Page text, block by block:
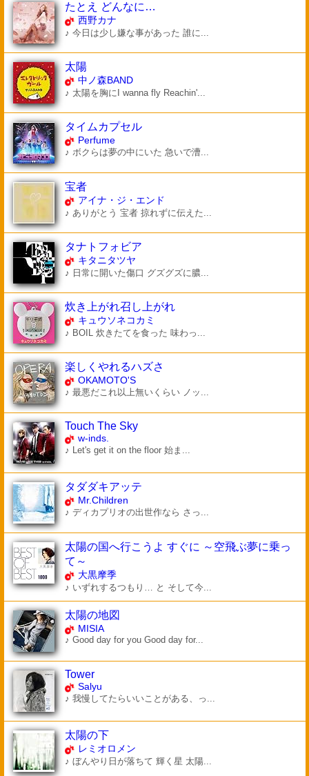
たとえ どんなに…
西野カナ
♪ 今日は少し嫌な事があった 誰に...
太陽
中ノ森BAND
♪ 太陽を胸にI wanna fly Reachin'...
タイムカプセル
Perfume
♪ ボクらは夢の中にいた 急いで漕...
宝者
アイナ・ジ・エンド
♪ ありがとう 宝者 掠れずに伝えた...
タナトフォビア
キタニタツヤ
♪ 日常に開いた傷口 グズグズに膿...
炊き上がれ召し上がれ
キュウソネコカミ
♪ BOIL 炊きたてを食った 味わっ...
楽しくやれるハズさ
OKAMOTO'S
♪ 最悪だこれ以上無いくらい ノッ...
Touch The Sky
w-inds.
♪ Let's get it on the floor 始ま...
タダダキアッテ
Mr.Children
♪ ディカプリオの出世作なら さっ...
太陽の国へ行こうよ すぐに ～空飛ぶ夢に乗っ
て～
大黒摩季
♪ いずれするつもり… と そして今...
太陽の地図
MISIA
♪ Good day for you Good day for...
Tower
Salyu
♪ 我慢してたらいいことがある、っ...
太陽の下
レミオロメン
♪ ぼんやり日が落ちて 輝く星 太陽...